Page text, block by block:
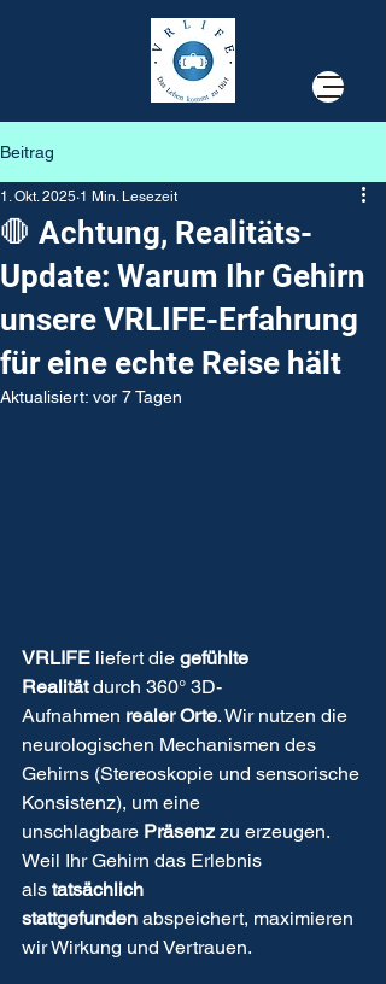
Beitrag
🛑 Achtung, Realitäts-
Update: Warum Ihr Gehirn
unsere VRLIFE-Erfahrung
für eine echte Reise hält
1. Okt. 2025 1 Min. Lesezeit
Aktualisiert: vor 7 Tagen
VRLIFE liefert die gefühlte
Realität durch 360° 3D-
Aufnahmen realer Orte. Wir nutzen die
neurologischen Mechanismen des
Gehirns (Stereoskopie und sensorische
Konsistenz), um eine
unschlagbare Präsenz zu erzeugen.
Weil Ihr Gehirn das Erlebnis
als tatsächlich
stattgefunden abspeichert, maximieren
wir Wirkung und Vertrauen.